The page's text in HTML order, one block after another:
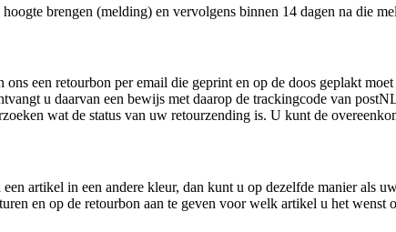
brengen (melding) en vervolgens binnen 14 dagen na die
ons een retourbon per email die geprint en op de doos geplakt
u daarvan een bewijs met daarop de trackingcode van
wat de status van uw retourzending is. U kunt de
artikel in een andere kleur, dan kunt u op dezelfde manier als
en op de retourbon aan te geven voor welk artikel u het wenst